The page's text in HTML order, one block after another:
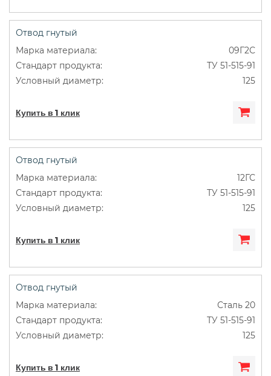
Отвод гнутый
09Г2С
ТУ 51-515-91
125
Купить в 1 клик
Отвод гнутый
12ГС
ТУ 51-515-91
125
Купить в 1 клик
Отвод гнутый
Сталь 20
ТУ 51-515-91
125
Купить в 1 клик